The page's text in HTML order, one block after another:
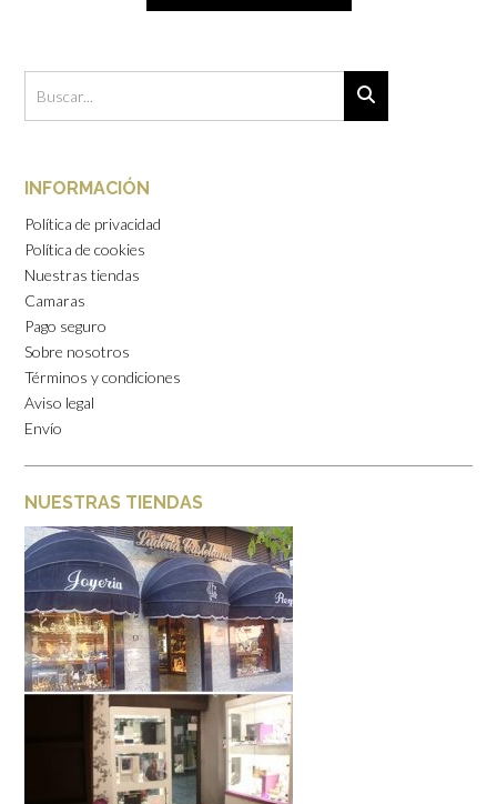
INFORMACIÓN
Política de privacidad
Política de cookies
Nuestras tiendas
Camaras
Pago seguro
Sobre nosotros
Términos y condiciones
Aviso legal
Envío
NUESTRAS TIENDAS